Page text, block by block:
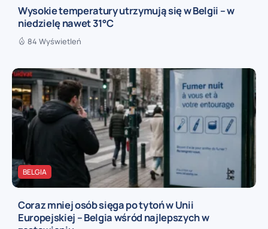
Wysokie temperatury utrzymują się w Belgii – w
niedzielę nawet 31°C
84 Wyświetleń
BELGIA
Coraz mniej osób sięga po tytoń w Unii
Europejskiej – Belgia wśród najlepszych w